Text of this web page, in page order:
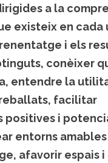
a la
existeix en cada
i els
conèixer
entendre la
facilitar
positives i
entorns
afavorir espais